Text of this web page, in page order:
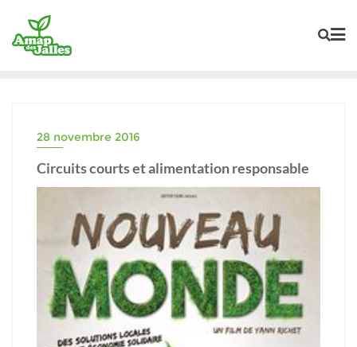
content
28 novembre 2016
Circuits courts et alimentation responsable